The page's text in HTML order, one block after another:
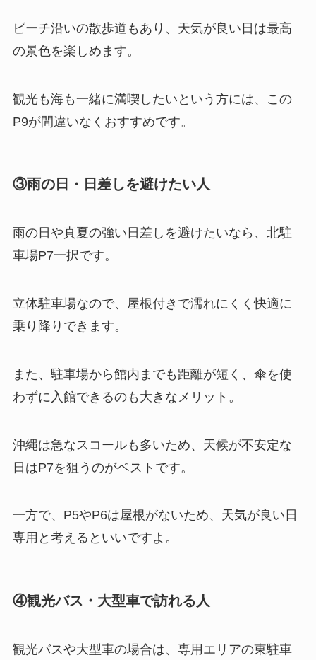
ビーチ沿いの散歩道もあり、天気が良い日は最高
の景色を楽しめます。
観光も海も一緒に満喫したいという方には、この
P9が間違いなくおすすめです。
③雨の日・日差しを避けたい人
雨の日や真夏の強い日差しを避けたいなら、北駐
車場P7一択です。
立体駐車場なので、屋根付きで濡れにくく快適に
乗り降りできます。
また、駐車場から館内までも距離が短く、傘を使
わずに入館できるのも大きなメリット。
沖縄は急なスコールも多いため、天候が不安定な
日はP7を狙うのがベストです。
一方で、P5やP6は屋根がないため、天気が良い日
専用と考えるといいですよ。
④観光バス・大型車で訪れる人
観光バスや大型車の場合は、専用エリアの東駐車